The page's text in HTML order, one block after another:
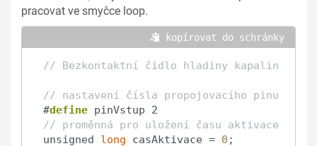
pracovat ve smyčce loop.
kopírovat do schránky
// Bezkontaktní čidlo hladiny kapalin
// nastavení čísla propojovacího pinu
#define pinVstup 2
// proměnná pro uložení času aktivace
unsigned long casAktivace = 0 ;